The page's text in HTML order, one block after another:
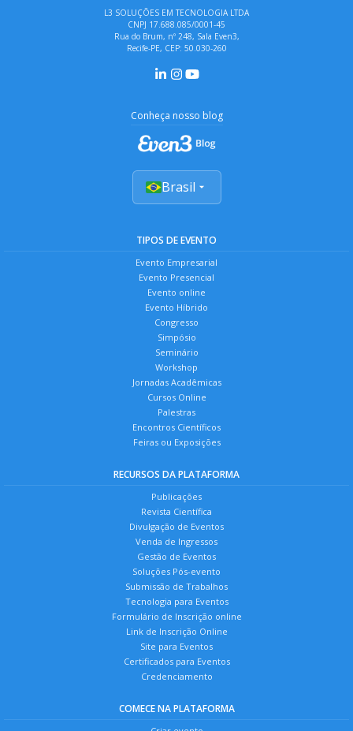
L3 SOLUÇÕES EM TECNOLOGIA LTDA
CNPJ 17.688.085/0001-45
Rua do Brum, nº 248, Sala Even3,
Recife-PE, CEP: 50.030-260
Conheça nosso blog
Brasil
TIPOS DE EVENTO
Evento Empresarial
Evento Presencial
Evento online
Evento Híbrido
Congresso
Simpósio
Seminário
Workshop
Jornadas Acadêmicas
Cursos Online
Palestras
Encontros Científicos
Feiras ou Exposições
RECURSOS DA PLATAFORMA
Publicações
Revista Científica
Divulgação de Eventos
Venda de Ingressos
Gestão de Eventos
Soluções Pós-evento
Submissão de Trabalhos
Tecnologia para Eventos
Formulário de Inscrição online
Link de Inscrição Online
Site para Eventos
Certificados para Eventos
Credenciamento
COMECE NA PLATAFORMA